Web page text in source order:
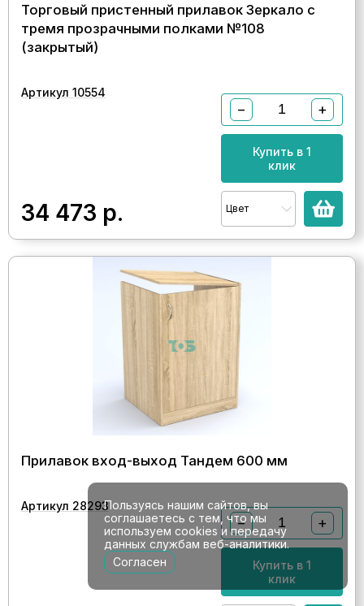
Торговый пристенный прилавок Зеркало с
тремя прозрачными полками №108
(закрытый)
Артикул 10554
34 473 р.
− +
Купить в 1
клик
Цвет
Прилавок вход-выход Тандем 600 мм
Артикул 28293
− +
Купить в 1
клик
Пользуясь нашим сайтов, вы
соглашаетесь с тем, что мы
используем cookies и передачу
данных службам веб-аналитики.
Согласен